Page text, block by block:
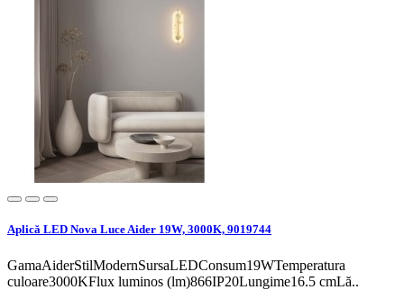
Aplică LED Nova Luce Aider 19W, 3000K, 9019744
GamaAiderStilModernSursaLEDConsum19WTemperatura
culoare3000KFlux luminos (lm)866IP20Lungime16.5 cmLă..